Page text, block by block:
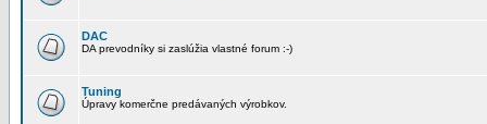
DAC
DA prevodníky si zaslúžia vlastné forum :-)
Tuning
Úpravy komerčne predávaných výrobkov.